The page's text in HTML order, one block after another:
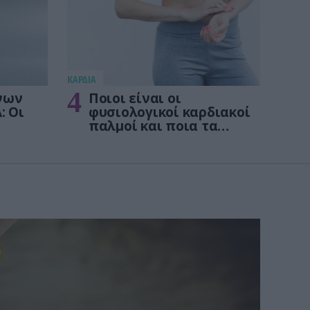
Οι
KΑΡΔΙΑ
4 Ποιοι είναι οι
φυσιολογικοί καρδιακοί
παλμοί και ποια τα